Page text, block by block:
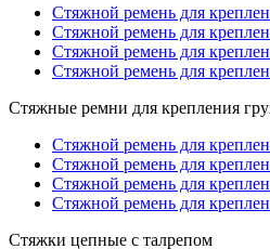
Стяжной ремень для
Стяжной ремень для
Стяжной ремень для
Стяжной ремень для
Стяжные ремни для крепления
Стяжной ремень для
Стяжной ремень для
Стяжной ремень для
Стяжной ремень для
Стяжки цепные с талрепом